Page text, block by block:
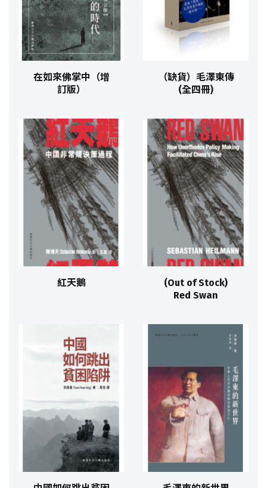
在如來佛掌中（增
訂版）
（缺貨）毛澤東傳
(全四冊)
紅天鵝
(Out of Stock)
Red Swan